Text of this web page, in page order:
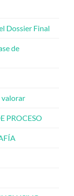
Dossier Final
de
valorar
PROCESO